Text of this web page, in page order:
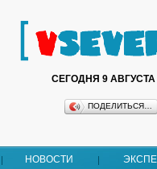
СЕГОДНЯ 9
ПОДЕЛИТЬСЯ…
НОВОСТИ